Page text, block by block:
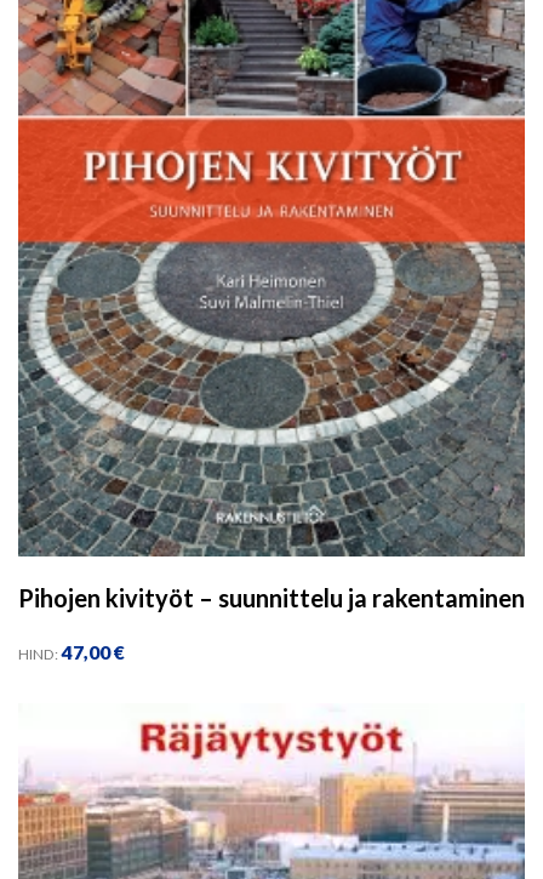
Pihojen kivityöt – suunnittelu ja rakentaminen
HIND: 47,00€